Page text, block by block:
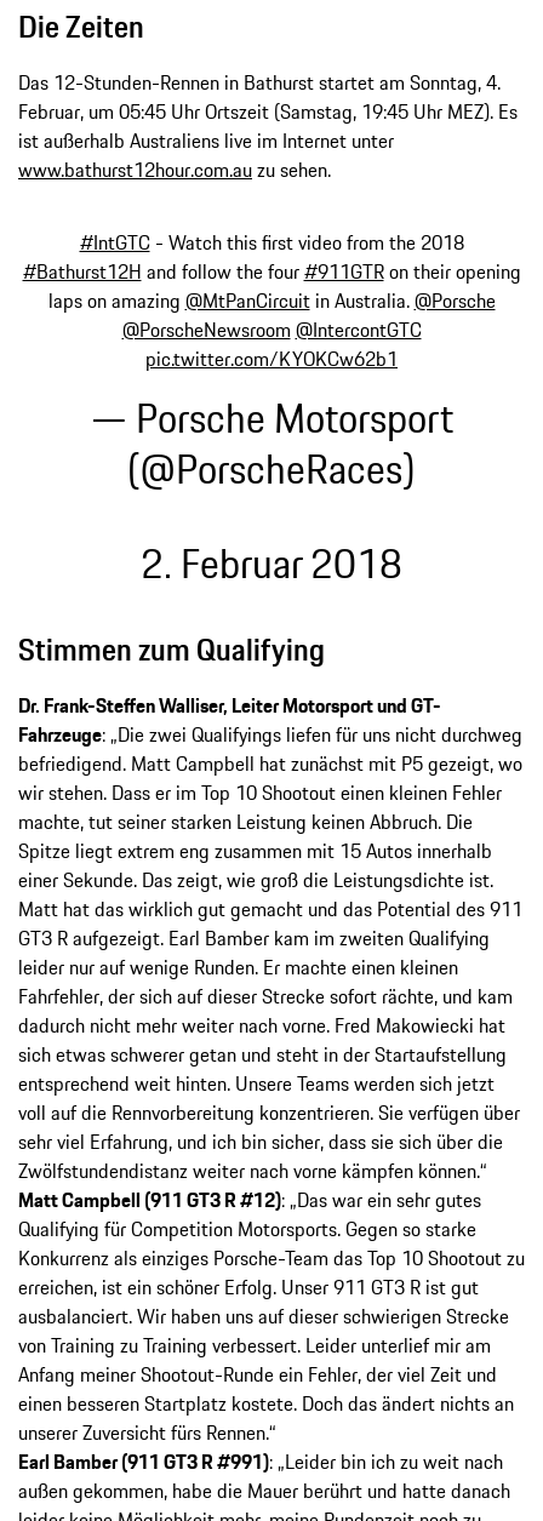
Die Zeiten
Das 12-Stunden-Rennen in Bathurst startet am Sonntag, 4.
Februar, um 05:45 Uhr Ortszeit (Samstag, 19:45 Uhr MEZ). Es
ist außerhalb Australiens live im Internet unter
www.bathurst12hour.com.auzu sehen.
#IntGTC- Watch this first video from the 2018
#Bathurst12H and follow the four#911GTRon their opening
laps on amazing @MtPanCircuitin Australia.@Porsche
@PorscheNewsroom @IntercontGTC
pic.twitter.com/KYOKCw62b1
— Porsche Motorsport
(@PorscheRaces)
2. Februar 2018
Stimmen zum Qualifying
Dr. Frank-Steffen Walliser, Leiter Motorsport und GT-
Fahrzeuge: „Die zwei Qualifyings liefen für uns nicht durchweg
befriedigend. Matt Campbell hat zunächst mit P5 gezeigt, wo
wir stehen. Dass er im Top 10 Shootout einen kleinen Fehler
machte, tut seiner starken Leistung keinen Abbruch. Die
Spitze liegt extrem eng zusammen mit 15 Autos innerhalb
einer Sekunde. Das zeigt, wie groß die Leistungsdichte ist.
Matt hat das wirklich gut gemacht und das Potential des 911
GT3 R aufgezeigt. Earl Bamber kam im zweiten Qualifying
leider nur auf wenige Runden. Er machte einen kleinen
Fahrfehler, der sich auf dieser Strecke sofort rächte, und kam
dadurch nicht mehr weiter nach vorne. Fred Makowiecki hat
sich etwas schwerer getan und steht in der Startaufstellung
entsprechend weit hinten. Unsere Teams werden sich jetzt
voll auf die Rennvorbereitung konzentrieren. Sie verfügen über
sehr viel Erfahrung, und ich bin sicher, dass sie sich über die
Zwölfstundendistanz weiter nach vorne kämpfen können.“
Matt Campbell (911 GT3 R #12): „Das war ein sehr gutes
Qualifying für Competition Motorsports. Gegen so starke
Konkurrenz als einziges Porsche-Team das Top 10 Shootout zu
erreichen, ist ein schöner Erfolg. Unser 911 GT3 R ist gut
ausbalanciert. Wir haben uns auf dieser schwierigen Strecke
von Training zu Training verbessert. Leider unterlief mir am
Anfang meiner Shootout-Runde ein Fehler, der viel Zeit und
einen besseren Startplatz kostete. Doch das ändert nichts an
unserer Zuversicht fürs Rennen.“
Earl Bamber (911 GT3 R #991): „Leider bin ich zu weit nach
außen gekommen, habe die Mauer berührt und hatte danach